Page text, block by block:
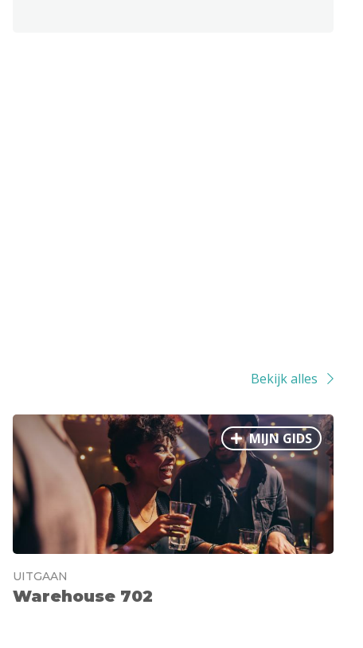
Bekijk alles
MIJN GIDS
UITGAAN
Warehouse 702